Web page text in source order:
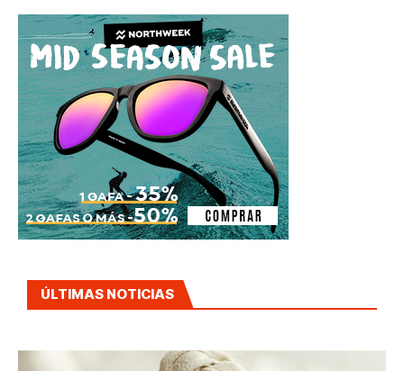
ÚLTIMAS NOTICIAS